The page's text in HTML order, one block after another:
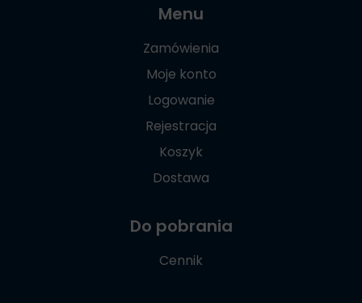
Menu
Zamówienia
Moje konto
Logowanie
Rejestracja
Koszyk
Dostawa
Do pobrania
Cennik